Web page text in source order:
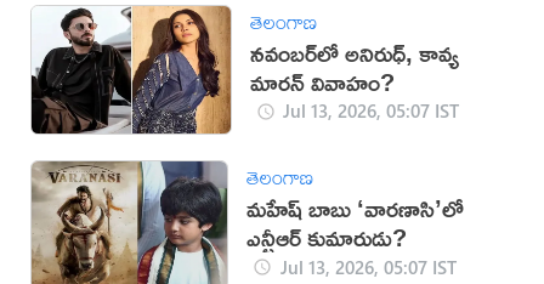
తెలంగాణ
నవంబర్‌లో అనిరుధ్, కావ్య
మారన్ వివాహం?
Jul 13, 2026, 05:07 IST
తెలంగాణ
మహేష్ బాబు ‘వారణాసి’లో
ఎన్టీఆర్ కుమారుడు?
Jul 13, 2026, 05:07 IST